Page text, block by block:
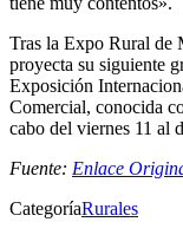
Tras la Expo Rural de
proyecta su siguiente
Exposición
Comercial, conocida
cabo del viernes 11 al
Fuente: Enlace
CategoríaRurales